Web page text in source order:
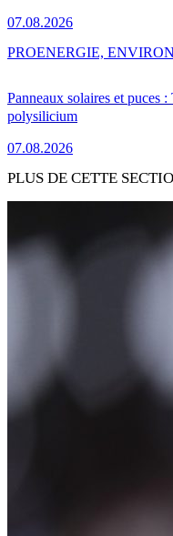
07.08.2026
Panneaux solaires et puces
polysilicium
07.08.2026
PROENERGIE,
PLUS DE CETTE